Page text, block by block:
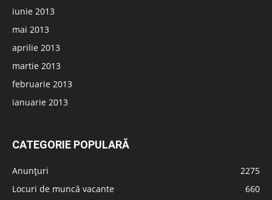
iunie 2013
mai 2013
aprilie 2013
martie 2013
februarie 2013
ianuarie 2013
CATEGORIE POPULARĂ
Anunțuri
2275
Locuri de muncă vacante
660